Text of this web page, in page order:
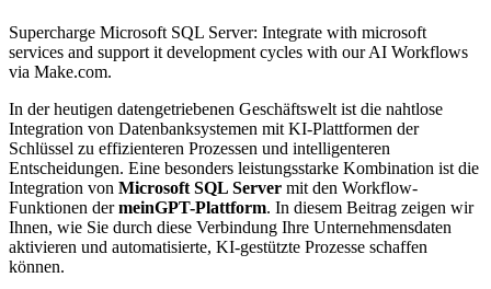
Supercharge Microsoft SQL Server: Integrate with microsoft
services and support it development cycles with our AI Workflows
via Make.com.
In der heutigen datengetriebenen Geschäftswelt ist die nahtlose
Integration von Datenbanksystemen mit KI-Plattformen der
Schlüssel zu effizienteren Prozessen und intelligenteren
Entscheidungen. Eine besonders leistungsstarke Kombination ist die
Integration von Microsoft SQL Server mit den Workflow-
Funktionen dermeinGPT-Plattform. In diesem Beitrag zeigen wir
Ihnen, wie Sie durch diese Verbindung Ihre Unternehmensdaten
aktivieren und automatisierte, KI-gestützte Prozesse schaffen
können.